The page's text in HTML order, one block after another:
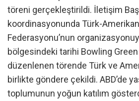
töreni gerçekleştirildi. İletişim
koordinasyonunda Türk-
Federasyonu’nun
bölgesindeki tarihi Bowling Green
düzenlenen törende Türk ve
birlikte göndere çekildi. ABD’de
toplumunun yoğun katılım